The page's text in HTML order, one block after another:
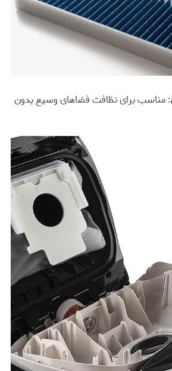
: مناسب برای نظافت فضاهای وسیع بدون